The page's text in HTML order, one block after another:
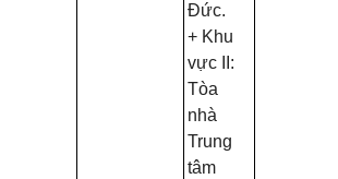
Đức.
+ Khu
vực II:
Tòa
nhà
Trung
tâm